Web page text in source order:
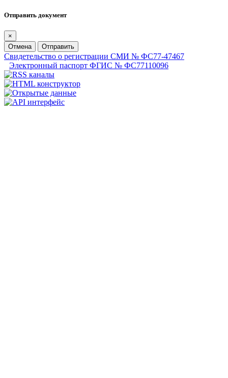
Отправить документ
×
Отмена
Отправить
Свидетельство о регистрации СМИ № ФС77-47467
Электронный паспорт ФГИС № ФС77110096